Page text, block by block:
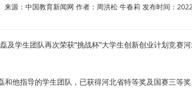
来源：中国教育新闻网 作者：周洪松 牛春莉 发布时间：
及学生团队再次荣获“挑战杯”大学生创新创业计划竞赛
和他指导的学生团队，已获得河北省特等奖及国赛三等